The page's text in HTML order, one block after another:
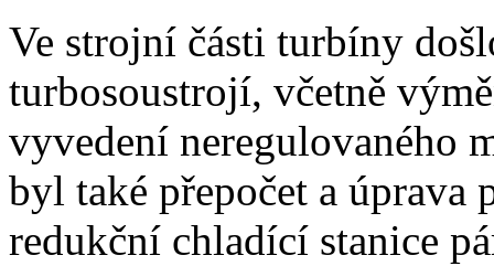
Ve strojní části turbíny
turbosoustrojí, včetně
vyvedení neregulovaného
byl také přepočet a úprava
redukční chladící stanice